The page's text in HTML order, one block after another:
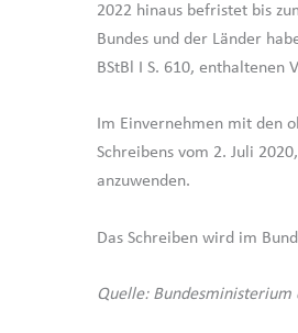
2022 hinaus befristet bis
Bundes und der Länder
BStBl I S. 610, enthaltenen
Im Einvernehmen mit den
Schreibens vom 2. Juli
anzuwenden.
Das Schreiben wird im
Quelle: Bundesministerium